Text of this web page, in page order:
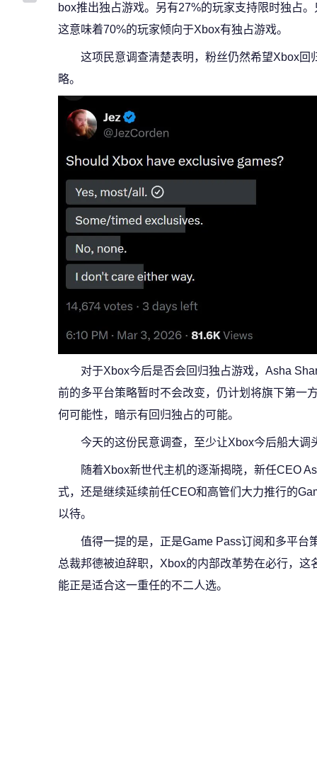
box推出独占游戏。另有27%的玩家支持限时独占
这意味着70%的玩家倾向于Xbox有独占游戏。
这项民意调查清楚表明，粉丝仍然希望Xbox
略。
对于Xbox今后是否会回归独占游戏，Asha
前的多平台策略暂时不会改变，仍计划将旗下第一
何可能性，暗示有回归独占的可能。
今天的这份民意调查，至少让Xbox今后船大调
随着Xbox新世代主机的逐渐揭晓，新任CEO
式，还是继续延续前任CEO和高管们大力推行的
以待。
值得一提的是，正是Game Pass订阅和多平台
总裁邦德被迫辞职，Xbox的内部改革势在必行，
能正是适合这一重任的不二人选。